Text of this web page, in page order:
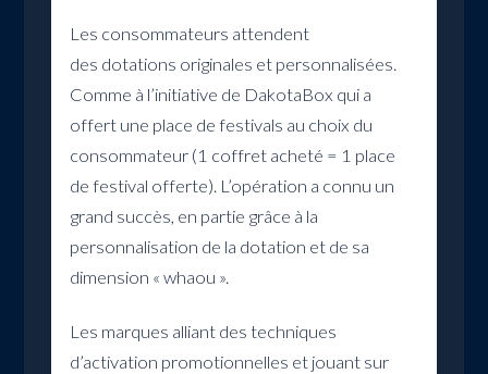
Les consommateurs attendent
des dotations originales et personnalisées.
Comme à l’initiative de DakotaBox qui a
offert une place de festivals au choix du
consommateur (1 coffret acheté = 1 place
de festival offerte). L’opération a connu un
grand succès, en partie grâce à la
personnalisation de la dotation et de sa
dimension « whaou ».
Les marques alliant des techniques
d’activation promotionnelles et jouant sur